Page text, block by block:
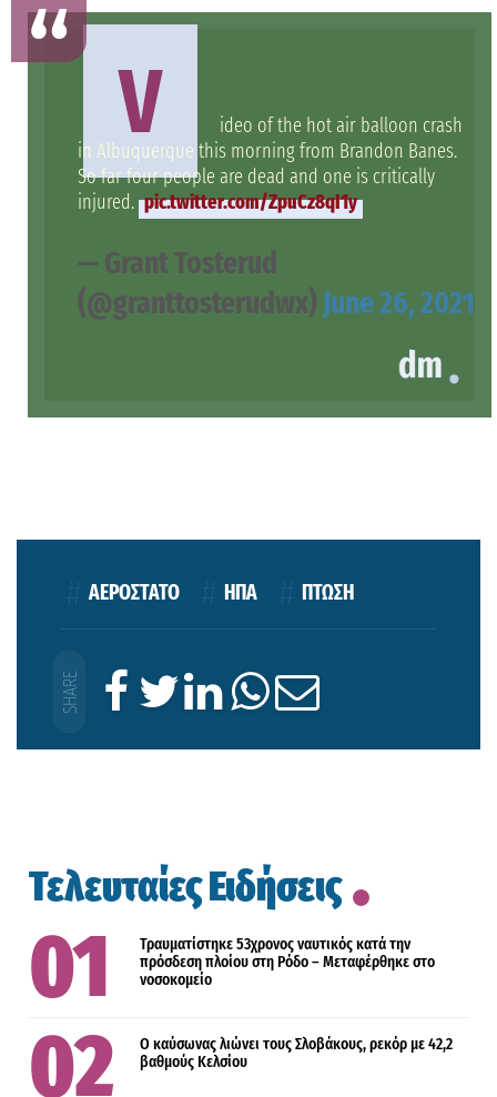
V
ideo of the hot air balloon crash
in Albuquerque this morning from Brandon Banes.
So far four people are dead and one is critically
injured. pic.twitter.com/ZpuCz8qI1y
— Grant Tosterud
(@granttosterudwx) June 26, 2021
ΑΕΡΟΣΤΑΤΟ ΗΠΑ ΠΤΩΣΗ
Τελευταίες Ειδήσεις
Τραυματίστηκε 53χρονος ναυτικός κατά την
πρόσδεση πλοίου στη Ρόδο – Μεταφέρθηκε στο
νοσοκομείο
Ο καύσωνας λιώνει τους Σλοβάκους, ρεκόρ με 42,2
βαθμούς Κελσίου